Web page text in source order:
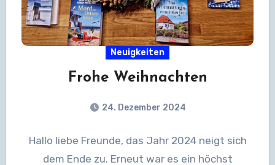
Neuigkeiten
Frohe Weihnachten
24. Dezember 2024
Hallo liebe Freunde, das Jahr 2024 neigt sich
dem Ende zu. Erneut war es ein höchst